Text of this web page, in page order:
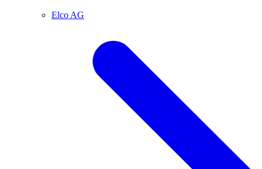
Elco AG